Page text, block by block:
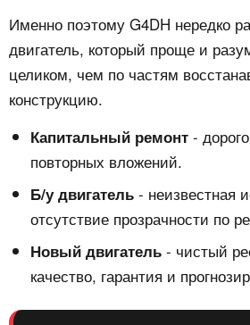
Именно поэтому G4DH нередко
двигатель, который проще и
целиком, чем по частям
конструкцию.
Капитальный ремонт -
повторных вложений.
Б/у двигатель - неизвестная
отсутствие прозрачности по
Новый двигатель - чистый
качество, гарантия и